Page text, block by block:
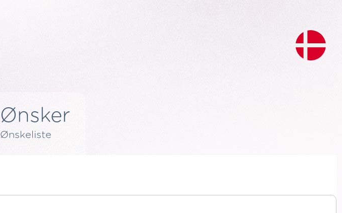
Ønsker
Ønskeliste